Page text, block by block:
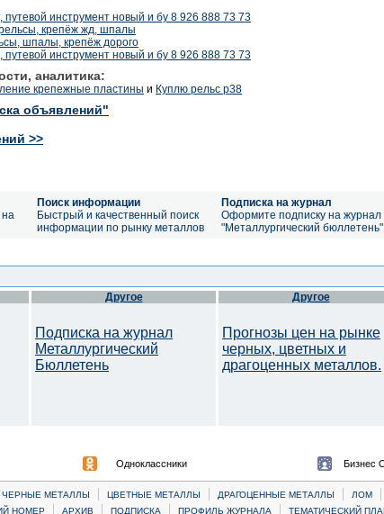
путевой инструмент новый и бу 8 926 888 73 73
крепёж жд, шпалы
шпалы, крепёж дорого
путевой инструмент новый и бу 8 926 888 73 73
аналитика:
крепежные пластины и Куплю рельс р38
объявлений"
>>
на
Поиск информации
Быстрый и качественный поиск
информации по рынку металлов
Подписка на журнал
Оформите подписку на журнал
"Металлургический
Другое
Подписка на журнал
Металлургический
Бюллетень
Другое
Прогнозы цен на рынке
черных, цветных и
драгоценных металлов.
Одноклассники Бизнес
ЧЕРНЫЕ МЕТАЛЛЫ | ЦВЕТНЫЕ МЕТАЛЛЫ | ДРАГОЦЕННЫЕ МЕТАЛЛЫ | ЛОМ |
НОМЕР | АРХИВ | ПОДПИСКА | ПРОФИЛЬ ЖУРНАЛА | ТЕМАТИЧЕСКИЙ